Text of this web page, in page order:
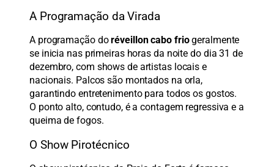
A Programação da Virada
A programação doréveillon cabo friogeralmente
se inicia nas primeiras horas da noite do dia 31 de
dezembro, com shows de artistas locais e
nacionais. Palcos são montados na orla,
garantindo entretenimento para todos os gostos.
O ponto alto, contudo, é a contagem regressiva e a
queima de fogos.
O Show Pirotécnico